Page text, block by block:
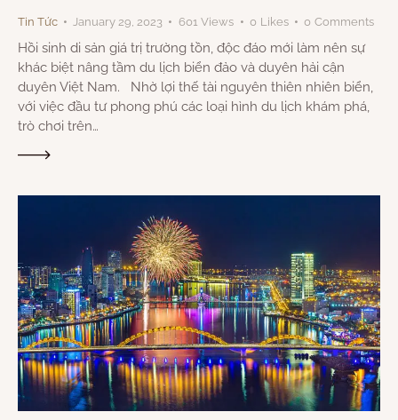
Tin Tức January 29, 2023 601 Views 0 Likes 0 Comments
Hồi sinh di sản giá trị trường tồn, độc đáo mới làm nên sự
khác biệt nâng tầm du lịch biển đảo và duyên hải cận
duyên Việt Nam. Nhờ lợi thế tài nguyên thiên nhiên biển,
với việc đầu tư phong phú các loại hình du lịch khám phá,
trò chơi trên…